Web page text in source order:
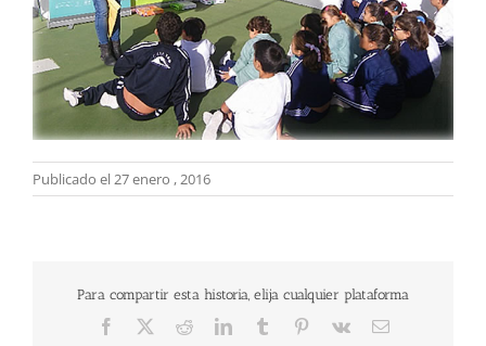
Publicado el 27 enero , 2016
Para compartir esta historia, elija cualquier plataforma
Facebook RedditLinkedInTumblr Pinterest
Vk
Correo